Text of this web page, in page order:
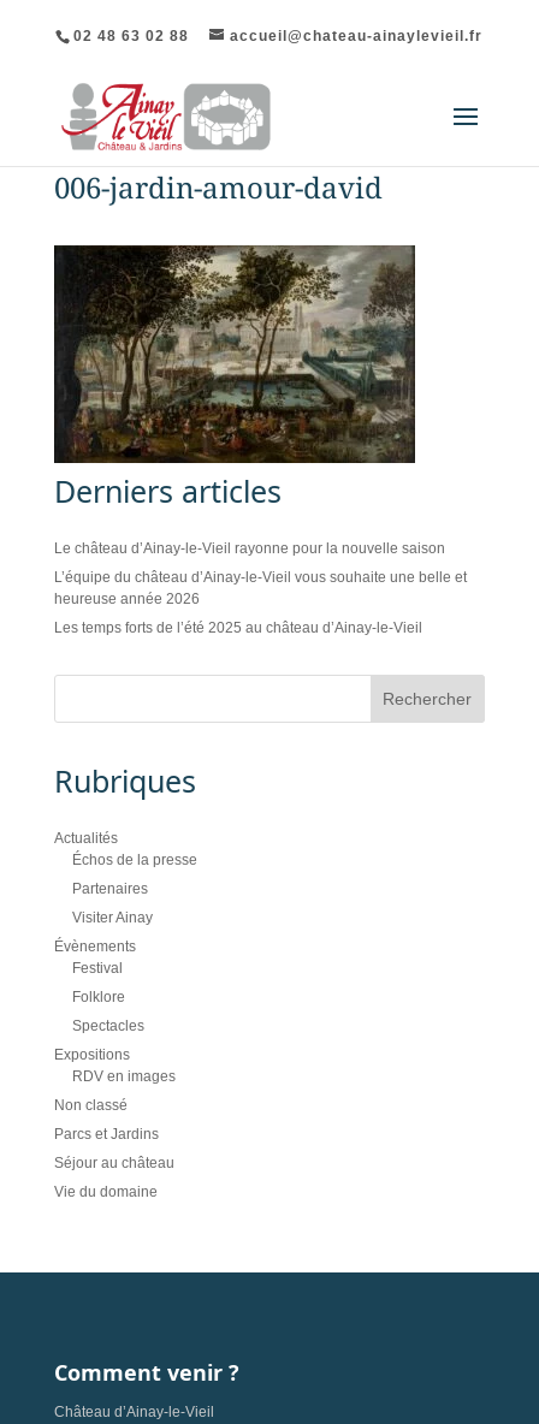
02 48 63 02 88 accueil@chateau-ainaylevieil.fr
006-jardin-amour-david
Derniers articles
Le château d’Ainay-le-Vieil rayonne pour la nouvelle saison
L’équipe du château d’Ainay-le-Vieil vous souhaite une belle et
heureuse année 2026
Les temps forts de l’été 2025 au château d’Ainay-le-Vieil
Rubriques
Actualités
Échos de la presse
Partenaires
Visiter Ainay
Évènements
Festival
Folklore
Spectacles
Expositions
RDV en images
Non classé
Parcs et Jardins
Séjour au château
Vie du domaine
Comment venir ?
Château d’Ainay-le-Vieil